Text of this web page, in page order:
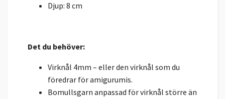
Djup: 8 cm
Det du behöver:
Virknål 4mm – eller den virknål som du
föredrar för amigurumis.
Bomullsgarn anpassad för virknål större än